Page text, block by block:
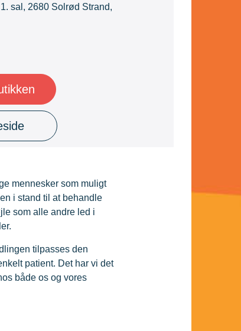
sal, 2680 Solrød Strand,
mennesker som muligt
i stand til at behandle
som alle andre led i
tilpasses den
patient. Det har vi det
både os og vores